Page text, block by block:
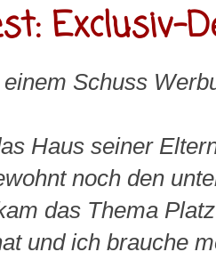
Exclusiv-
Schuss
Haus seiner
noch den
das Thema
und ich brauche